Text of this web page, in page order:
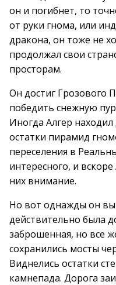
он и погибнет, то
от руки гнома, или
дракона, он тоже не
продолжал свои
просторам.
Он достиг Грозового
победить снежную
Иногда Алгер
остатки пирамид
переселения в
интересного, и
них внимание.
Но вот однажды он
действительно была
заброшенная, но все
сохранились мосты
Виднелись остатки
камнепада. Дорога